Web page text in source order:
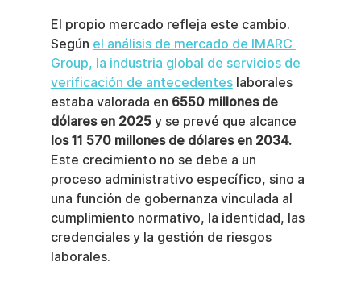
El propio mercado refleja este cambio.
Según el análisis de mercado de IMARC
Group, la industria global de servicios de
verificación de antecedentes laborales
estaba valorada en 6550 millones de
dólares en 2025 y se prevé que alcance
los 11 570 millones de dólares en 2034.
Este crecimiento no se debe a un
proceso administrativo específico, sino a
una función de gobernanza vinculada al
cumplimiento normativo, la identidad, las
credenciales y la gestión de riesgos
laborales.